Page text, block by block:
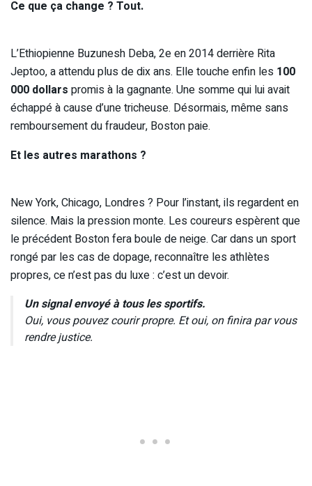
Ce que ça change ? Tout.
L’Ethiopienne Buzunesh Deba, 2e en 2014 derrière Rita
Jeptoo, a attendu plus de dix ans. Elle touche enfin les 100
000 dollars promis à la gagnante. Une somme qui lui avait
échappé à cause d’une tricheuse. Désormais, même sans
remboursement du fraudeur, Boston paie.
Et les autres marathons ?
New York, Chicago, Londres ? Pour l’instant, ils regardent en
silence. Mais la pression monte. Les coureurs espèrent que
le précédent Boston fera boule de neige. Car dans un sport
rongé par les cas de dopage, reconnaître les athlètes
propres, ce n’est pas du luxe : c’est un devoir.
Un signal envoyé à tous les sportifs.
Oui, vous pouvez courir propre. Et oui, on finira par vous
rendre justice.